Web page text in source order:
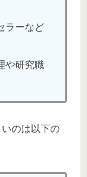
ラーなど
や研究職
のは以下の